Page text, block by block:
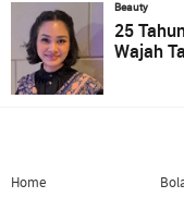
Beauty
25
Wajah
Home